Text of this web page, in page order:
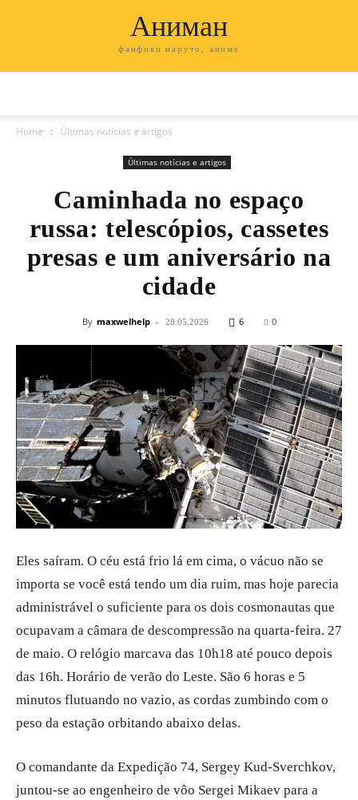
Аниман
фанфики наруто, аниме
Home Últimas notícias e artigos
Últimas notícias e artigos
Caminhada no espaço
russa: telescópios, cassetes
presas e um aniversário na
cidade
By maxwelhelp - 28.05.2026 6 0
Eles saíram. O céu está frio lá em cima, o vácuo não se
importa se você está tendo um dia ruim, mas hoje parecia
administrável o suficiente para os dois cosmonautas que
ocupavam a câmara de descompressão na quarta-feira. 27
de maio. O relógio marcava das 10h18 até pouco depois
das 16h. Horário de verão do Leste. São 6 horas e 5
minutos flutuando no vazio, as cordas zumbindo com o
peso da estação orbitando abaixo delas.
O comandante da Expedição 74, Sergey Kud-Sverchkov,
juntou-se ao engenheiro de vôo Sergei Mikaev para a